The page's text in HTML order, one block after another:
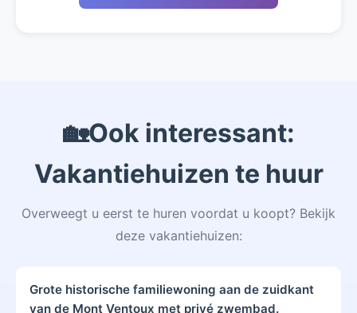
🏡Ook interessant:
Vakantiehuizen te huur
Overweegt u eerst te huren voordat u koopt? Bekijk
deze vakantiehuizen:
Grote historische familiewoning aan de zuidkant
van de Mont Ventoux met privé zwembad.